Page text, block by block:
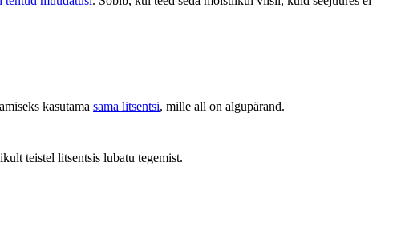
kasutama sama litsentsi, mille all on algupärand.
teistel litsentsis lubatu tegemist.